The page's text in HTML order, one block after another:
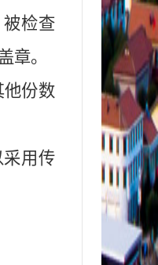
检查
章。
他份数
用传